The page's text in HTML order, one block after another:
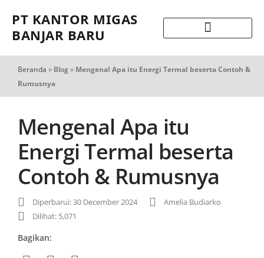
PT KANTOR MIGAS
BANJAR BARU
Beranda » Blog» Mengenal Apa itu Energi Termal beserta Contoh &
Rumusnya
Mengenal Apa itu
Energi Termal beserta
Contoh & Rumusnya
Diperbarui: 30 December 2024
Amelia Budiarko
Dilihat: 5,071
Bagikan: